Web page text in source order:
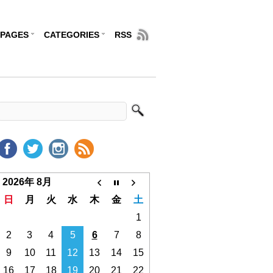
PAGES CATEGORIES RSS
2026年 8月
日
月 火 水 木 金
土
1
2
3 4 5 6 7
8
9
10 11 12 13 14
15
16
17 18 19 20 21 22